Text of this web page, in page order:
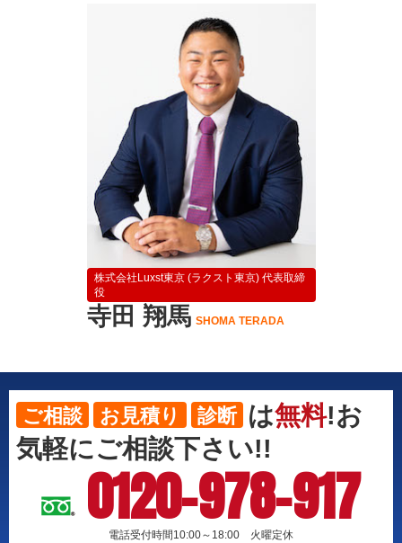
株式会社Luxst東京 (ラクスト東京) 代表取締
役
寺田 翔馬 SHOMA TERADA
ご相談 お見積り 診断 は無料!お
気軽にご相談下さい!!
0120-978-917
電話受付時間10:00～18:00 火曜定休